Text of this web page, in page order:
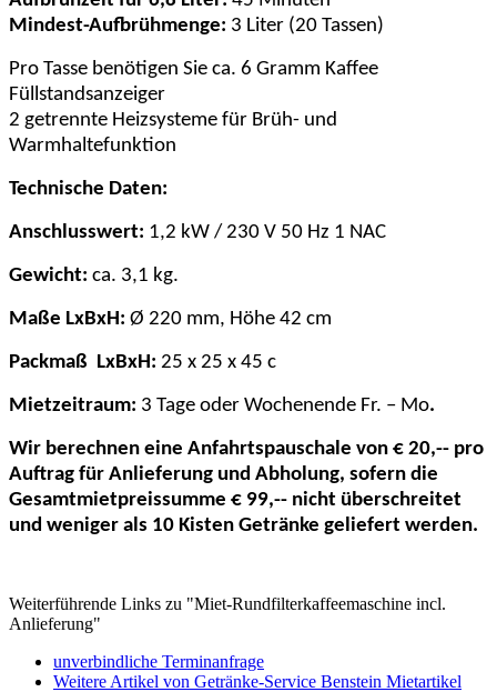
Mindest-Aufbrühmenge: 3 Liter (20 Tassen)
Pro Tasse benötigen Sie ca. 6 Gramm Kaffee
Füllstandsanzeiger
2 getrennte Heizsysteme für Brüh- und
Warmhaltefunktion
Technische Daten:
Anschlusswert: 1,2 kW / 230 V 50 Hz 1 NAC
Gewicht: ca. 3,1 kg.
Maße LxBxH: Ø 220 mm, Höhe 42 cm
Packmaß LxBxH: 25 x 25 x 45 c
Mietzeitraum: 3 Tage oder Wochenende Fr. – Mo.
Wir berechnen eine Anfahrtspauschale von € 20,-- pro
Auftrag für Anlieferung und Abholung, sofern die
Gesamtmietpreissumme € 99,-- nicht überschreitet
und weniger als 10 Kisten Getränke geliefert werden.
Weiterführende Links zu "Miet-Rundfilterkaffeemaschine incl.
Anlieferung"
unverbindliche Terminanfrage
Weitere Artikel von Getränke-Service Benstein Mietartikel